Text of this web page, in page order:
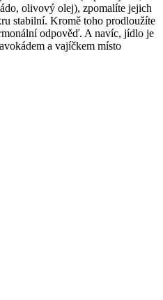
olivový olej), zpomalíte jejich
stabilní. Kromě toho prodloužíte
odpověď. A navíc, jídlo je
a vajíčkem místo